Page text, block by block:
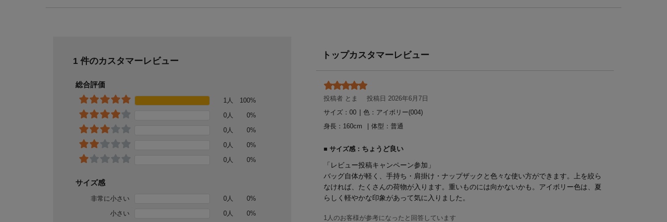
1 件のカスタマーレビュー
総合評価
1人
100%
0人
0%
0人
0%
0人
0%
0人
0%
サイズ感
非常に小さい 0人
0%
小さい
0人 0%
トップカスタマーレビュー
投稿者 とま
投稿日 2026年6月7日
サイズ：00
色：アイボリー(004)
身長： 160 体型： 普通
サイズ感： ちょうど良い
「レビュー投稿キャンペーン参加」
バッグ自体が軽く、手持ち・肩掛け・ナップザックと色々な使い方ができます。上を絞ら
なければ、たくさんの荷物が入ります。重いものには向かないかも。アイボリー色は、夏
らしく軽やかな印象があって気に入りました。
1人のお客様が参考になったと回答しています